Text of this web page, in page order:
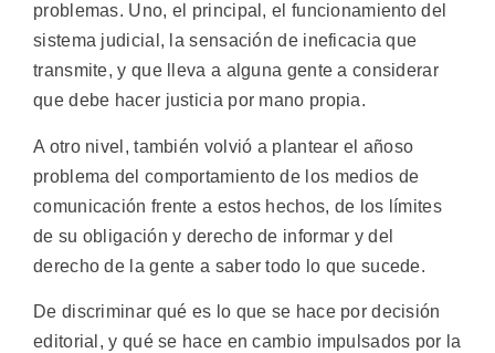
problemas. Uno, el principal, el funcionamiento del
sistema judicial, la sensación de ineficacia que
transmite, y que lleva a alguna gente a considerar
que debe hacer justicia por mano propia.
A otro nivel, también volvió a plantear el añoso
problema del comportamiento de los medios de
comunicación frente a estos hechos, de los límites
de su obligación y derecho de informar y del
derecho de la gente a saber todo lo que sucede.
De discriminar qué es lo que se hace por decisión
editorial, y qué se hace en cambio impulsados por la